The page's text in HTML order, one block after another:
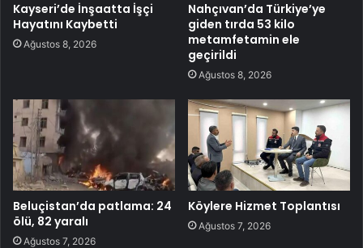
Kayseri’de İnşaatta İşçi
Hayatını Kaybetti
Ağustos 8, 2026
Nahçıvan’da Türkiye’ye
giden tırda 53 kilo
metamfetamin ele
geçirildi
Ağustos 8, 2026
Beluçistan’da patlama: 24
ölü, 82 yaralı
Ağustos 7, 2026
Köylere Hizmet Toplantısı
Ağustos 7, 2026